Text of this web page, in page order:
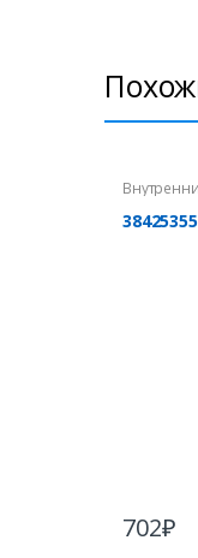
702₽